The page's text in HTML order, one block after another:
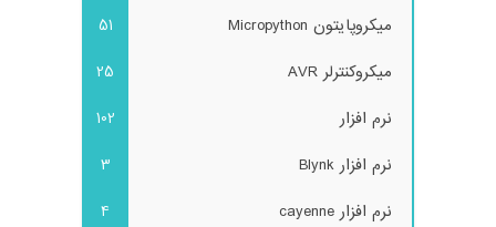
میکروپایتون Micropython
51
میکروکنترلر AVR
25
نرم افزار
102
نرم افزار Blynk
3
نرم افزار cayenne
4